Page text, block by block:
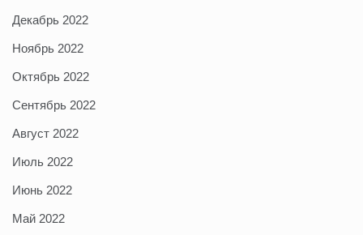
Декабрь 2022
Ноябрь 2022
Октябрь 2022
Сентябрь 2022
Август 2022
Июль 2022
Июнь 2022
Май 2022